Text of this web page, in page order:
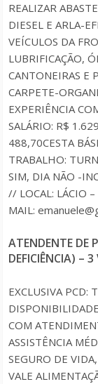
REALIZAR
DIESEL E ARLA-
VEÍCULOS DA
LUBRIFICAÇÃO,
CANTONEIRAS E
CARPETE-
EXPERIÊNCIA
SALÁRIO: R$
488,70CESTA
TRABALHO:
SIM, DIA NÃO -
// LOCAL: LÁCIO
MAIL:
ATENDENTE DE
DEFICIÊNCIA) –
EXCLUSIVA PCD:
COM
ASSISTÊNCIA
SEGURO DE
VALE